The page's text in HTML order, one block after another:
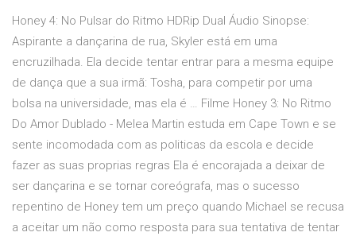
Honey 4: No Pulsar do Ritmo HDRip Dual Áudio Sinopse:
Aspirante a dançarina de rua, Skyler está em uma
encruzilhada. Ela decide tentar entrar para a mesma equipe
de dança que a sua irmã: Tosha, para competir por uma
bolsa na universidade, mas ela é … Filme Honey 3: No Ritmo
Do Amor Dublado - Melea Martin estuda em Cape Town e se
sente incomodada com as politicas da escola e decide
fazer as suas proprias regras Ela é encorajada a deixar de
ser dançarina e se tornar coreógrafa, mas o sucesso
repentino de Honey tem um preço quando Michael se recusa
a aceitar um não como resposta para sua tentativa de tentar